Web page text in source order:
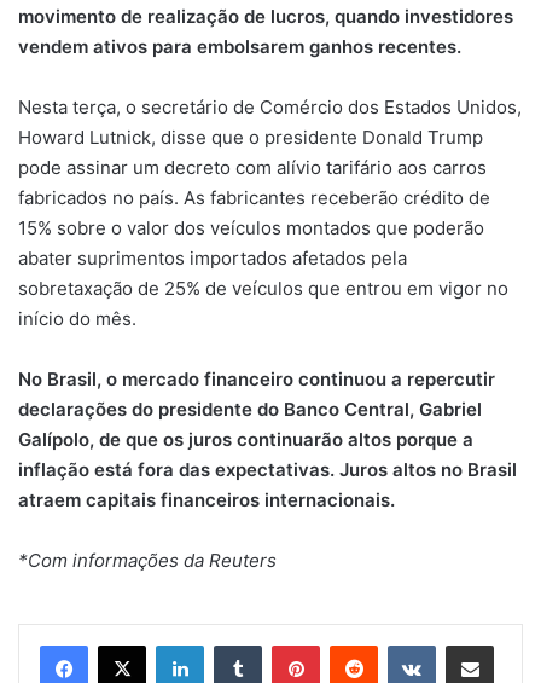
movimento de realização de lucros, quando investidores
vendem ativos para embolsarem ganhos recentes.
Nesta terça, o secretário de Comércio dos Estados Unidos,
Howard Lutnick, disse que o presidente Donald Trump
pode assinar um decreto com alívio tarifário aos carros
fabricados no país. As fabricantes receberão crédito de
15% sobre o valor dos veículos montados que poderão
abater suprimentos importados afetados pela
sobretaxação de 25% de veículos que entrou em vigor no
início do mês.
No Brasil, o mercado financeiro continuou a repercutir
declarações do presidente do Banco Central, Gabriel
Galípolo, de que os juros continuarão altos porque a
inflação está fora das expectativas. Juros altos no Brasil
atraem capitais financeiros internacionais.
*Com informações da Reuters